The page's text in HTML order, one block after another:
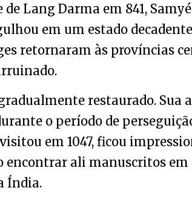
de Lang Darma em 841,
em um estado
retornaram às províncias
restaurado. Sua
o período de
em 1047, ficou
encontrar ali manuscritos
Índia.